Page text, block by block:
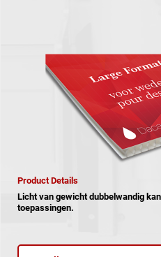
Product Details
Licht van gewicht dubbelwandig
toepassingen.